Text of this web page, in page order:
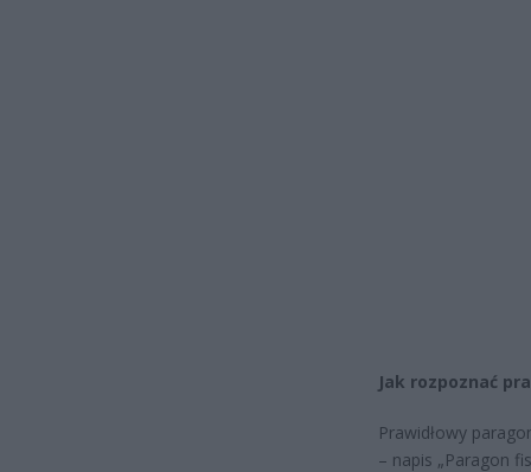
Jak rozpoznać
Prawidłowy
– napis „Paragon